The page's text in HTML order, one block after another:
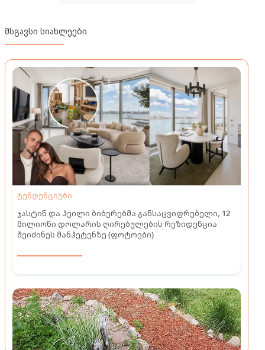
მსგავსი სიახლეები
ტენდენციები
ჯასტინ და ჰეილი ბიბერებმა განსაცვიფრებელი, 12
მილიონი დოლარის ღირებულების რეზიდენცია
შეიძინეს მანჰეტენზე (ფოტოები)